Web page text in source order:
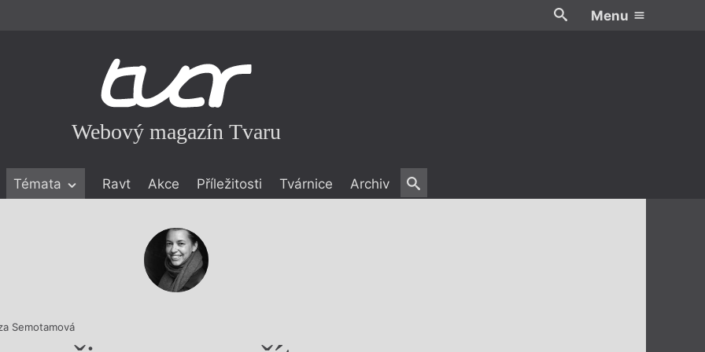
Menu
Webový magazín Tvaru
Témata Ravt Akce Příležitosti Tvárnice Archiv
Semotamová